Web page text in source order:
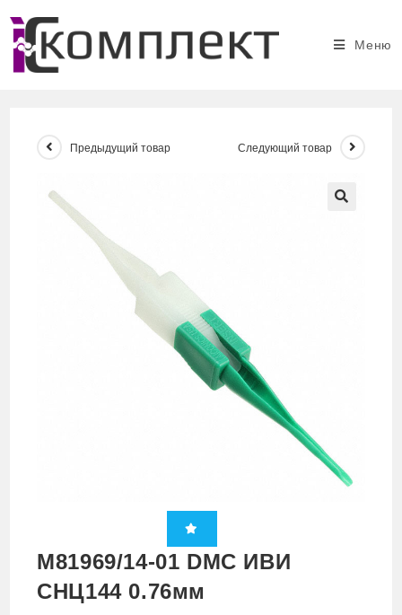
содержимому
Меню
Предыдущий товар Следующий товар
M81969/14-01 DMC ИВИ
СНЦ144 0.76мм